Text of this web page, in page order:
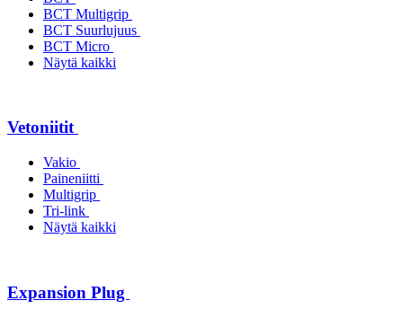
BCT Multigrip
BCT Suurlujuus
BCT Micro
Näytä kaikki
Vetoniitit
Vakio
Paineniitti
Multigrip
Tri-link
Näytä kaikki
Expansion Plug